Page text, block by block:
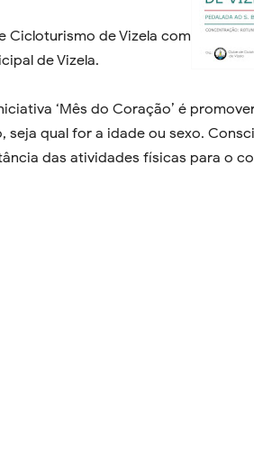
Cicloturismo de Vizela com
de Vizela.
‘Mês do Coração’ é
seja qual for a idade ou sexo.
das atividades físicas para o